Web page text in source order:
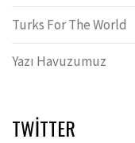
Turks For The World
Yazı Havuzumuz
TWITTER